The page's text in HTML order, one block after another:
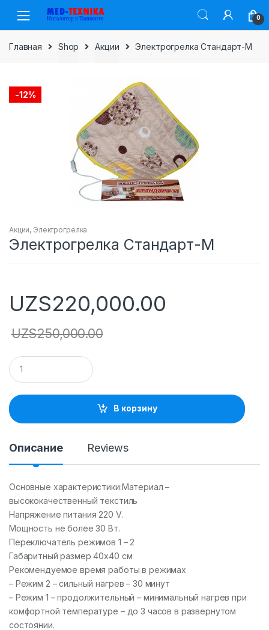
navigation
content
0
Главная Shop Акции Электрогрелка Стандарт-М
-12%
Акции,Электрогрелка
Электрогрелка Стандарт-М
UZS220,000.00
UZS250,000.00
Q
u
a
t
i
В корзину
Описание Reviews
Основные характеристики:Материал –
высококачественный текстиль
Напряжение питания 220 V.
Мощность не более 30 Вт.
Переключатель режимов 1 – 2
Габаритный размер 40х40 см
Рекомендуемое время работы в режимах
– Режим 2 – сильный нагрев – 30 минут
– Режим 1 – продолжительный – минимальный нагрев при
комфортной температуре – до 3 часов в развернутом
состоянии.